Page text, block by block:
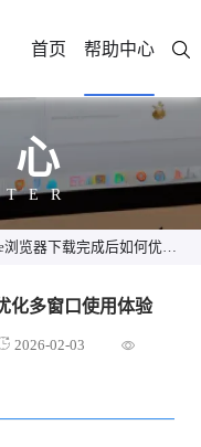
首页 帮助中心
器下载完成后如何优化多窗口使用体验
化多窗口使用体验
2026-02-03